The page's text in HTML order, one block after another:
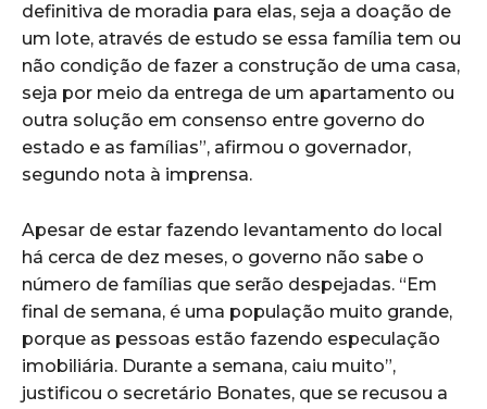
definitiva de moradia para elas, seja a doação de
um lote, através de estudo se essa família tem ou
não condição de fazer a construção de uma casa,
seja por meio da entrega de um apartamento ou
outra solução em consenso entre governo do
estado e as famílias”, afirmou o governador,
segundo nota à imprensa.
Apesar de estar fazendo levantamento do local
há cerca de dez meses, o governo não sabe o
número de famílias que serão despejadas. “Em
final de semana, é uma população muito grande,
porque as pessoas estão fazendo especulação
imobiliária. Durante a semana, caiu muito”,
justificou o secretário Bonates, que se recusou a